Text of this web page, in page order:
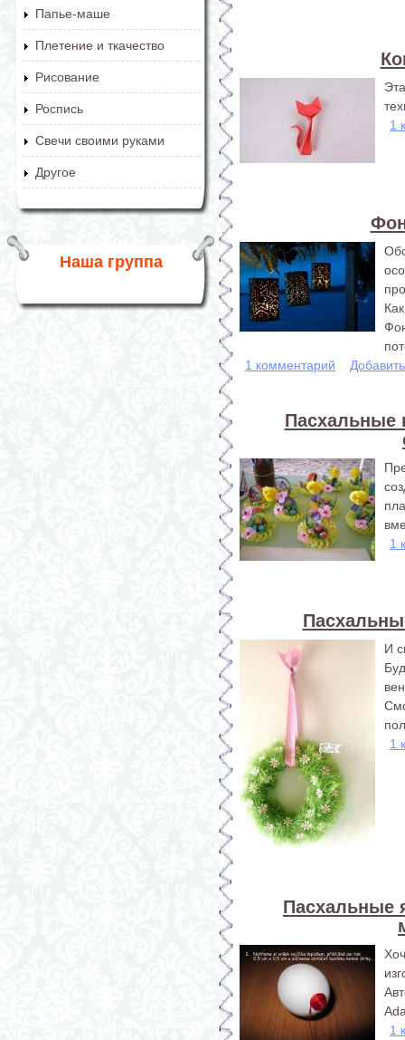
Папье-маше
Плетение и ткачество
Рисование
Роспись
Свечи своими руками
Другое
Наша группа
1
1 комментарий
Пасхальные
1
И
1
Пасхальные
1